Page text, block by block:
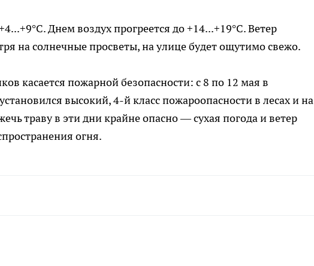
Днем воздух прогреется до +14...+19°С. Ветер
на солнечные просветы, на улице будет ощутимо свежо.
касается пожарной безопасности: с 8 по 12 мая в
высокий, 4-й класс пожароопасности в лесах и на
траву в эти дни крайне опасно — сухая погода и ветер
огня.